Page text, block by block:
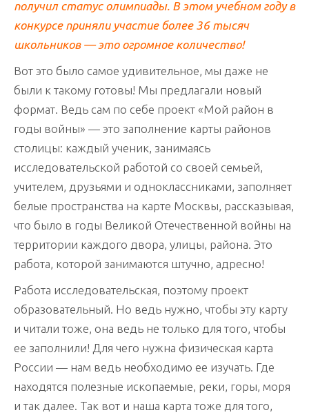
получил статус олимпиады. В этом учебном году в
конкурсе приняли участие более 36 тысяч
школьников — это огромное количество!
Вот это было самое удивительное, мы даже не
были к такому готовы! Мы предлагали новый
формат. Ведь сам по себе проект «Мой район в
годы войны» — это заполнение карты районов
столицы: каждый ученик, занимаясь
исследовательской работой со своей семьей,
учителем, друзьями и одноклассниками, заполняет
белые пространства на карте Москвы, рассказывая,
что было в годы Великой Отечественной войны на
территории каждого двора, улицы, района. Это
работа, которой занимаются штучно, адресно!
Работа исследовательская, поэтому проект
образовательный. Но ведь нужно, чтобы эту карту
и читали тоже, она ведь не только для того, чтобы
ее заполнили! Для чего нужна физическая карта
России — нам ведь необходимо ее изучать. Где
находятся полезные ископаемые, реки, горы, моря
и так далее. Так вот и наша карта тоже для того,